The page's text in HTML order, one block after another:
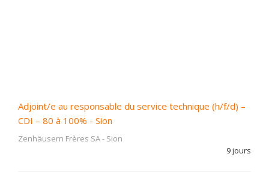
Adjoint/e au responsable du service technique (h/f/d) –
CDI – 80 à 100% - Sion
Zenhäusern Frères SA- Sion
9 jours